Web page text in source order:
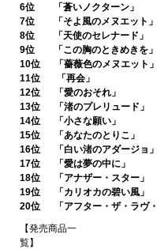
6位 「蒼いノクターン」
7位 「そよ風のメヌエット」
8位 「天使のセレナード」
9位 「この胸のときめきを」
10位 「薔薇色のメヌエット」
11位 「再会」
12位 「愛のおそれ」
13位 「渚のプレリュード」
14位 「小さな願い」
15位 「あなたのとりこ」
16位 「白い渚のアダージョ」
17位 「愛は夢の中に」
18位 「アナザー・スター」
19位 「カリオカの碧い風」
20位 「アフター・ザ・ラヴ・
【発売商品一